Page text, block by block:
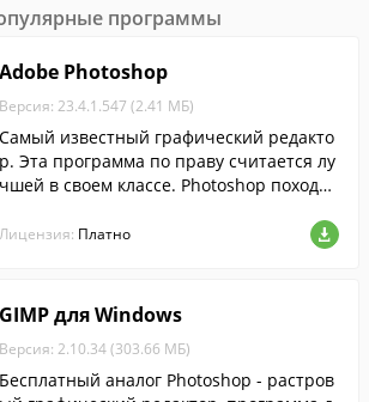
программы
Adobe Photoshop
Версия: 23.4.1.547 (2.41 МБ)
Самый известный графический редакто
р. Эта программа по праву считается лу
чшей в своем классе. Photoshop походит
веб-дизайна и много другого.
Лицензия: Платно
GIMP для Windows
Версия: 2.10.34 (303.66 МБ)
Бесплатный аналог Photoshop - растров